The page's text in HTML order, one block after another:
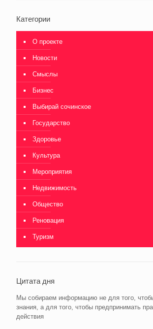
Категории
О проекте
Новости
Смыслы
Бизнес
Выбирай сочинское
Государство
Здоровье
Культура
Мероприятия
Недвижимость
Общество
Реновация
Туризм
Цитата дня
Мы собираем информацию не для того,
знания, а для того, чтобы предпринимать
действия